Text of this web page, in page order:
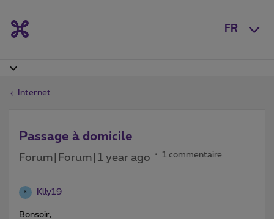
FR
Internet
Passage à domicile
Forum|Forum|1 year ago 1 commentaire
K Klly19
Bonsoir,